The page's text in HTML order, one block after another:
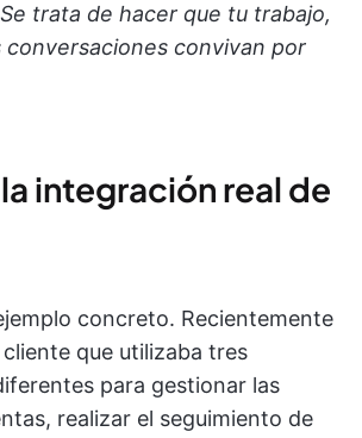
trata de hacer que tu trabajo,
conversaciones convivan por
integración real de
concreto. Recientemente
que utilizaba tres
para gestionar las
realizar el seguimiento de